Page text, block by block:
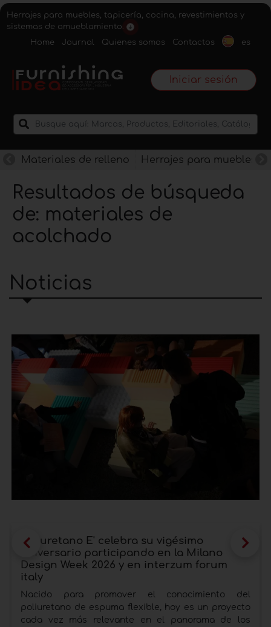
Herrajes para muebles, tapicería, cocina, revestimientos y
sistemas de amueblamiento.
Home
Journal Quienes somos Contactos es
Iniciar sesión
Materiales de relleno Herrajes para muebles
Resultados de búsqueda
de: materiales de
acolchado
Noticias
Poliuretano E' celebra su vigésimo
aniversario participando en la Milano
Design Week 2026 y en interzum forum
italy
Nacido para promover el conocimiento del
poliuretano de espuma flexible, hoy es un proyecto
cada vez más relevante en el panorama de los